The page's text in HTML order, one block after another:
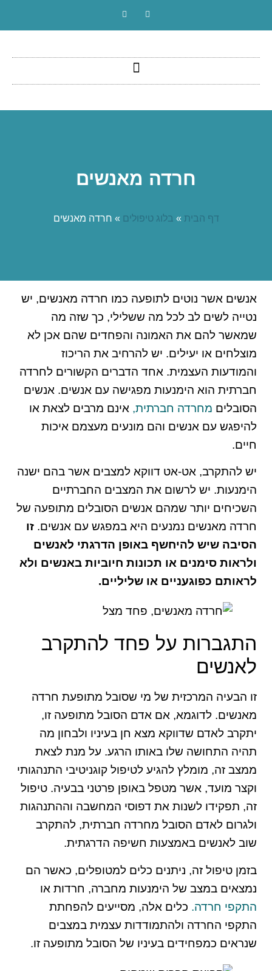
חרדה מאנשים
דף הבית » בלוג טיפולים » חרדה מאנשים
אנשים אשר נוטים לתופעה כמו חרדה מאנשים, יש
נטייה לשים לב לכל מה ששלילי, כך שזה מה
שמאשר להם את האמונה והפחדים שהם אכן לא
מוצלחים או יעילים. יש להרחיב את הריכוז
והמודעות העצמית. אחד הדברים הקשורים לחרדה
חברתית הוא הימנעות מפגישה עם אנשים. אנשים
הסובלים מחרדה חברתית, אינם מרבים לצאת או
להיפגש עם אנשים והם מונעים מעצמם איכות
חיים.
יש להתקרב, אט-אט דווקא למצבים אשר בהם ישנה
הימנעות. יש לרשום את המצבים החברתיים
השכיחים יותר שמהם אנשים הסובלים מתופעה של
חרדה מאנשים נמנעים היא במפגש עם אנשים. זו
הסיבה שיש להיחשף באופן הדרגתי לאנשים
ולראות סימנים או תכונות חיוביות באנשים ולא
לראותם כפוגעניים או שליליים.
התגברות על פחד להתקרב
לאנשים
זו הבעיה המרכזית של מי שסובל מתופעת חרדה
מאנשים. לדוגמא, אם אדם הסובל מתופעה זו,
יתקרב לאדם שדווקא מצא חן בעיניו ולבחון מה
תהיה התחושה שלו באותו הרגע. על מנת לצאת
ממצב זה, מומלץ להגיע לטיפול קוגניטיבי התנהגותי
וקצר מועד, אשר מטפל באופן פרטני בבעיה. טיפול
זה, תפקידו לשנות את דפוסי המחשבה וההתנהגות
ולגרום לאדם הסובל מחרדה חברתית, להתקרב
שוב לאנשים באמצעות חשיפה הדרגתית.
בזמן טיפול זה, ניתנים כלים למטופלים, כאשר הם
נמצאים במצב של הימנעות מחברה, חרדות או
התקפי חרדה. כלים אלה, מסייעים להפחתת
התקפי החרדה ולהתמודדות עצמית במצבים
שנראים כמפחידים בעיניו של הסובל מתופעה זו.